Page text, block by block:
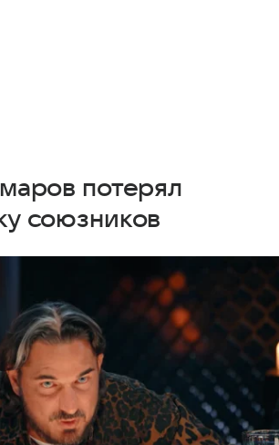
потерял
союзников